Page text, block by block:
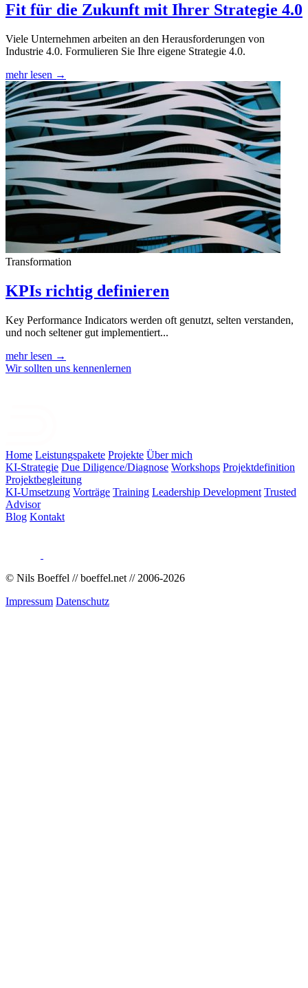
Fit für die Zukunft mit Ihrer Strategie 4.0
Viele Unternehmen arbeiten an den Herausforderungen von
Industrie 4.0. Formulieren Sie Ihre eigene Strategie 4.0.
mehr lesen →
Transformation
KPIs richtig definieren
Key Performance Indicators werden oft genutzt, selten verstanden,
und noch seltener gut implementiert...
mehr lesen →
Wir sollten uns kennenlernen
Home Leistungspakete Projekte Über mich
KI-Strategie Due Diligence/Diagnose Workshops Projektdefinition
Projektbegleitung
KI-Umsetzung Vorträge Training Leadership Development Trusted
Advisor
Blog Kontakt
© Nils Boeffel // boeffel.net // 2006-2026
Impressum Datenschutz